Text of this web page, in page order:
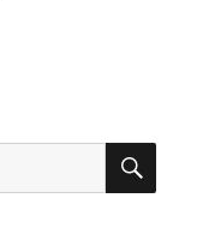
検